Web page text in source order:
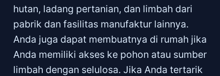
hutan, ladang pertanian, dan limbah dari
pabrik dan fasilitas manufaktur lainnya.
Anda juga dapat membuatnya di rumah jika
Anda memiliki akses ke pohon atau sumber
limbah dengan selulosa. Jika Anda tertarik